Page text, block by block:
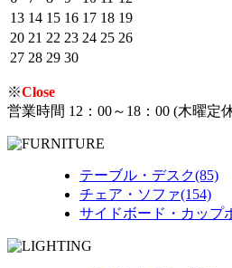
13 14 15 16 17 18 19
20 21 22 23 24 25 26
27 28 29 30
※Close
営業時間 12：00～18：00 (木曜定
テーブル・デスク(85)
チェア・ソファ(154)
サイドボード・カップ